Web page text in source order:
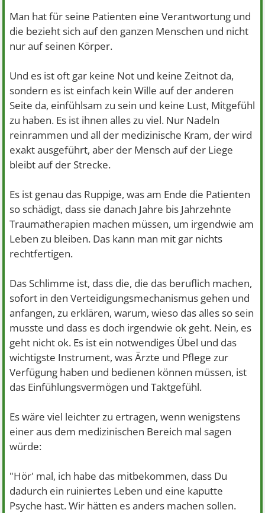
Man hat für seine Patienten eine Verantwortung und
die bezieht sich auf den ganzen Menschen und nicht
nur auf seinen Körper.
Und es ist oft gar keine Not und keine Zeitnot da,
sondern es ist einfach kein Wille auf der anderen
Seite da, einfühlsam zu sein und keine Lust, Mitgefühl
zu haben. Es ist ihnen alles zu viel. Nur Nadeln
reinrammen und all der medizinische Kram, der wird
exakt ausgeführt, aber der Mensch auf der Liege
bleibt auf der Strecke.
Es ist genau das Ruppige, was am Ende die Patienten
so schädigt, dass sie danach Jahre bis Jahrzehnte
Traumatherapien machen müssen, um irgendwie am
Leben zu bleiben. Das kann man mit gar nichts
rechtfertigen.
Das Schlimme ist, dass die, die das beruflich machen,
sofort in den Verteidigungsmechanismus gehen und
anfangen, zu erklären, warum, wieso das alles so sein
musste und dass es doch irgendwie ok geht. Nein, es
geht nicht ok. Es ist ein notwendiges Übel und das
wichtigste Instrument, was Ärzte und Pflege zur
Verfügung haben und bedienen können müssen, ist
das Einfühlungsvermögen und Taktgefühl.
Es wäre viel leichter zu ertragen, wenn wenigstens
einer aus dem medizinischen Bereich mal sagen
würde:
"Hör' mal, ich habe das mitbekommen, dass Du
dadurch ein ruiniertes Leben und eine kaputte
Psyche hast. Wir hätten es anders machen sollen.